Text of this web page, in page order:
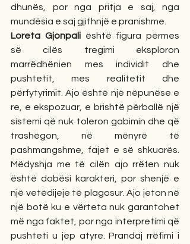
dhunës, por nga pritja e saj, nga
mundësia e saj gjithnjë e pranishme.
Loreta Gjonpali është figura përmes
së cilës tregimi eksploron
marrëdhënien mes individit dhe
pushtetit, mes realitetit dhe
përfytyrimit. Ajo është një nëpunëse e
re, e ekspozuar, e brishtë përballë një
sistemi që nuk toleron gabimin dhe që
trashëgon, në mënyrë të
pashmangshme, fajet e së shkuarës.
Mëdyshja me të cilën ajo rrëfen nuk
është dobësi karakteri, por shenjë e
një vetëdijeje të plagosur. Ajo jeton në
një botë ku e vërteta nuk garantohet
më nga faktet, por nga interpretimi që
pushteti u jep atyre. Prandaj rrëfimi i